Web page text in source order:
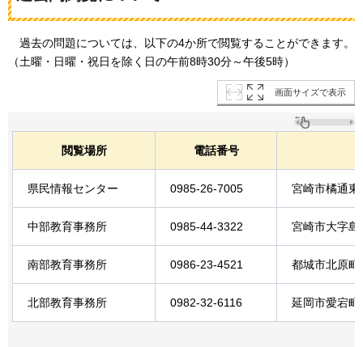
過去の問題については、以下の4か所で閲覧することができます。
（土曜・日曜・祝日を除く日の午前8時30分～午後5時）
画面サイズで表示
閲覧場所 電話番号
県民情報センター 0985-26-7005 宮崎市橘通
中部教育事務所 0985-44-3322 宮崎市大字
南部教育事務所 0986-23-4521 都城市北原
北部教育事務所 0982-32-6116 延岡市愛宕